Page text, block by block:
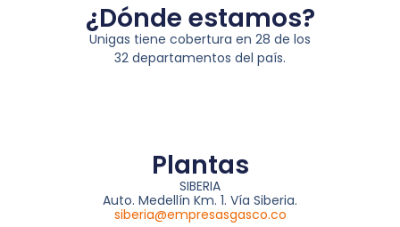
¿Dónde estamos?
Unigas tiene cobertura en 28 de los
32 departamentos del país.
Plantas
SIBERIA
Auto. Medellín Km. 1. Vía Siberia.
siberia@empresasgasco.co